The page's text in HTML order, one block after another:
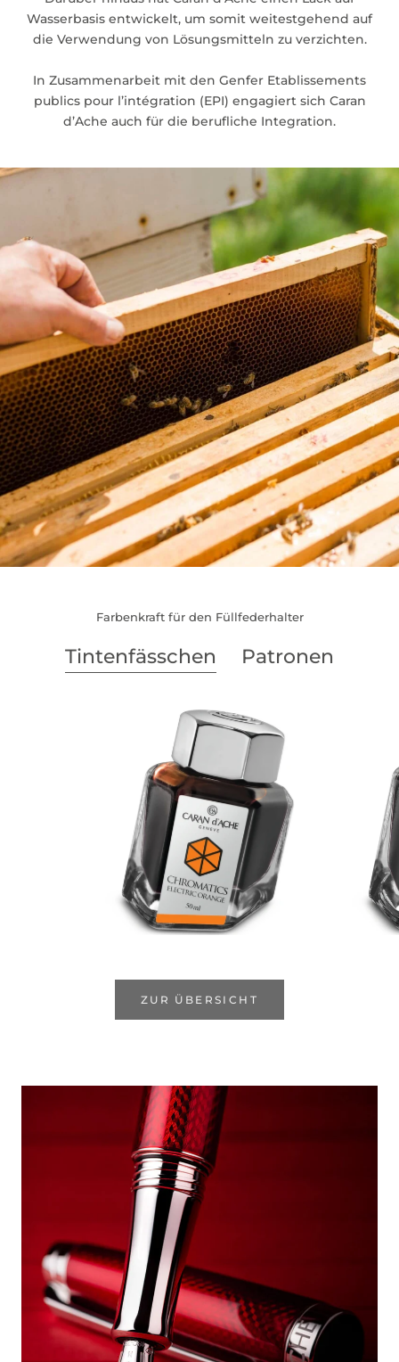
Wasserbasis entwickelt, um somit weitestgehend auf
die Verwendung von Lösungsmitteln zu verzichten.
In Zusammenarbeit mit den Genfer Etablissements
publics pour l’intégration (EPI) engagiert sich Caran
d’Ache auch für die berufliche Integration.
Farbenkraft für den Füllfederhalter
Tintenfässchen Patronen
ZUR ÜBERSICHT